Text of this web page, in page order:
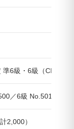
6級・6級（CEFR
／6級 No.501〜
2,000）